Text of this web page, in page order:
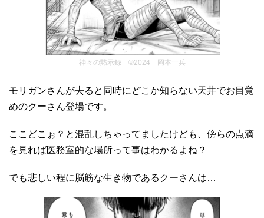
神々の黙示録 ©2024 岡本一兵
モリガンさんが去ると同時にどこか知らない天井でお目覚
めのクーさん登場です。
ここどこぉ？と混乱しちゃってましたけども、傍らの点滴
を見れば医務室的な場所って事はわかるよね？
でも悲しい程に脳筋な生き物であるクーさんは…